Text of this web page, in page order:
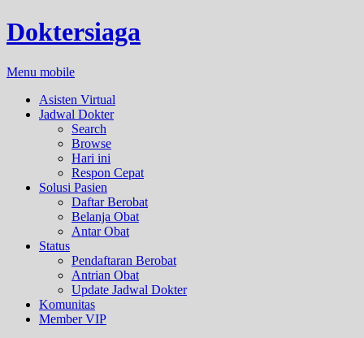
Doktersiaga
Menu mobile
Asisten Virtual
Jadwal Dokter
Search
Browse
Hari ini
Respon Cepat
Solusi Pasien
Daftar Berobat
Belanja Obat
Antar Obat
Status
Pendaftaran Berobat
Antrian Obat
Update Jadwal Dokter
Komunitas
Member VIP